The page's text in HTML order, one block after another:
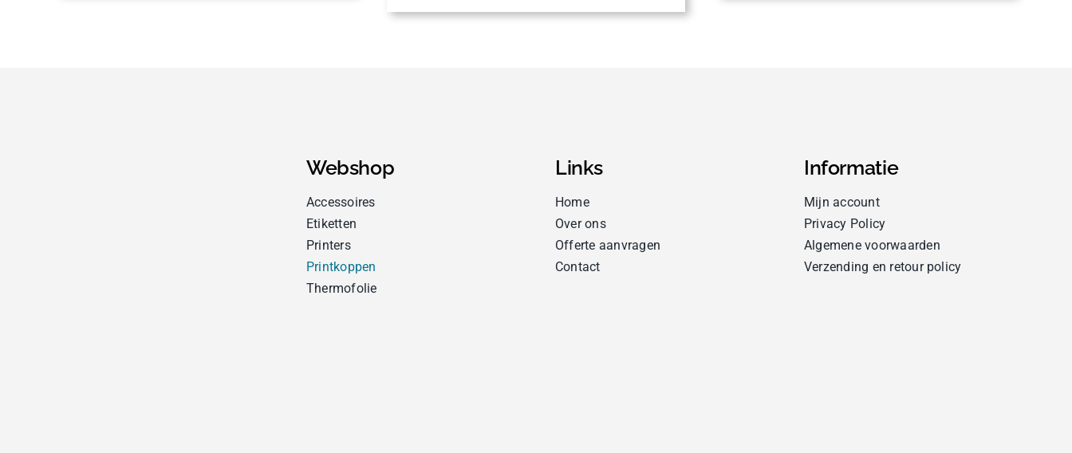
Webshop
Accessoires
Etiketten
Printers
Printkoppen
Thermofolie
Links
Home
Over ons
Offerte aanvragen
Contact
Informatie
Mijn account
Privacy Policy
Algemene voorwaarden
Verzending en retour policy